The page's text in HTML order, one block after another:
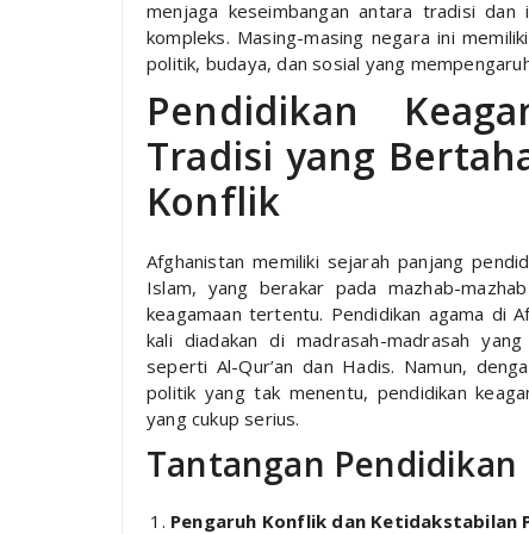
menjaga keseimbangan antara tradisi dan
kompleks. Masing-masing negara ini
politik, budaya, dan sosial yang
Pendidikan
Tradisi yang
Konflik
Afghanistan memiliki sejarah panjang
Islam, yang berakar pada mazhab-
keagamaan tertentu. Pendidikan agama di
kali diadakan di madrasah-madrasah
seperti Al-Qur’an dan Hadis. Namun,
politik yang tak menentu, pendidikan
yang cukup serius.
Tantangan
Pengaruh Konflik dan Ketidakstabilan